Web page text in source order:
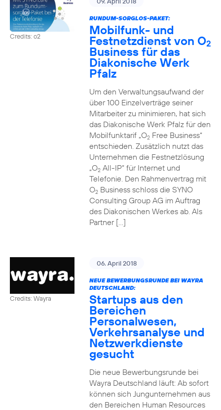
Credits: o2
RUNDUM-SORGLOS-PAKET:
Mobilfunk- und
Festnetzdienst von O2
Business für das
Diakonische Werk
Pfalz
Um den Verwaltungsaufwand der
über 100 Einzelverträge seiner
Mitarbeiter zu minimieren, hat sich
das Diakonische Werk Pfalz für den
Mobilfunktarif „O2Free Business“
entschieden. Zusätzlich nutzt das
Unternehmen die Festnetzlösung
„O2All-IP“ für Internet und
Telefonie. Den Rahmenvertrag mit
O2Business schloss die SYNO
Consulting Group AG im Auftrag
des Diakonischen Werkes ab. Als
Partner […]
Credits: Wayra
06. April 2018
NEUE BEWERBUNGSRUNDE BEI WAYRA
DEUTSCHLAND:
Startups aus den
Bereichen
Personalwesen,
Verkehrsanalyse und
Netzwerkdienste
gesucht
Die neue Bewerbungsrunde bei
Wayra Deutschland läuft: Ab sofort
können sich Jungunternehmen aus
den Bereichen Human Resources